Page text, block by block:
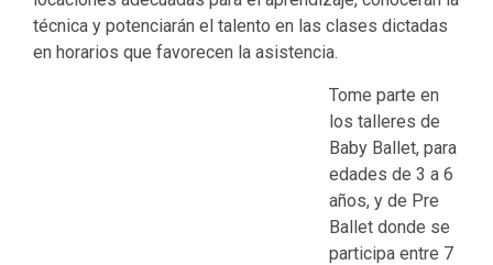
técnica y potenciarán el talento en las clases dictadas
en horarios que favorecen la asistencia.
Tome parte en
los talleres de
Baby Ballet, para
edades de 3 a 6
años, y de Pre
Ballet donde se
participa entre 7